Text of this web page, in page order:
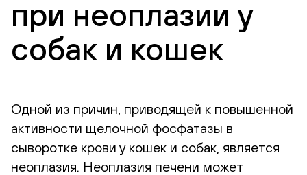
при неоплазии у
собак и кошек
Одной из причин, приводящей к повышенной
активности щелочной фосфатазы в
сыворотке крови у кошек и собак, является
неоплазия. Неоплазия печени может